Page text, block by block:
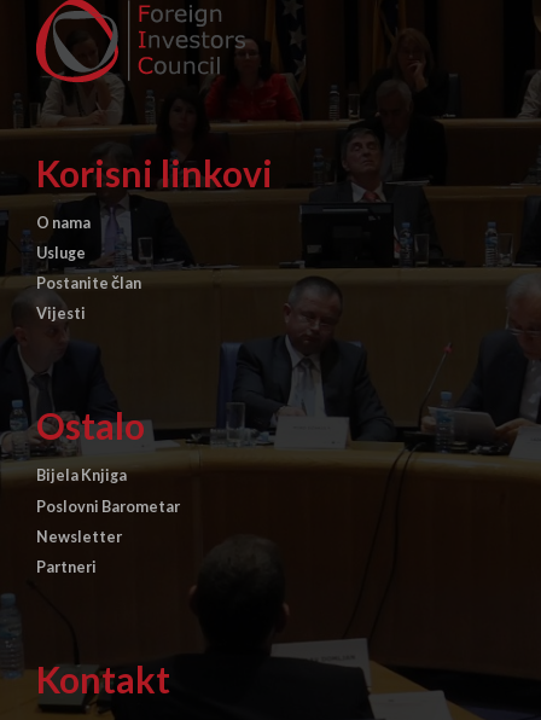
Korisni linkovi
O nama
Usluge
Postanite član
Vijesti
Ostalo
Bijela Knjiga
Poslovni Barometar
Newsletter
Partneri
Kontakt